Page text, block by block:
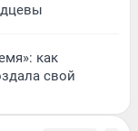
как
свой